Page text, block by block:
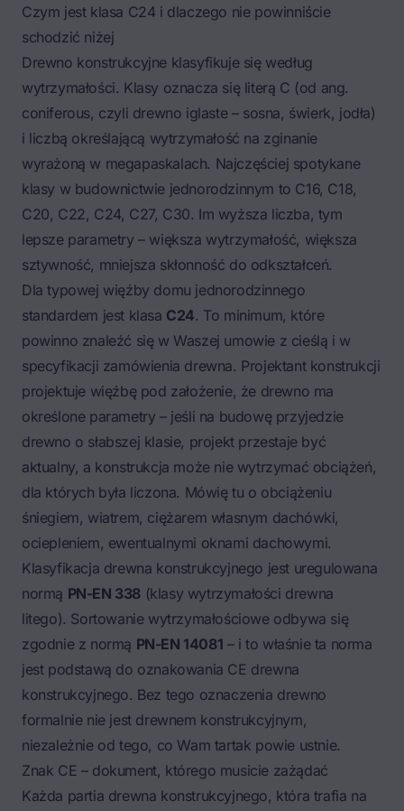
Czym jest klasa C24 i dlaczego nie powinniście
schodzić niżej
Drewno konstrukcyjne klasyfikuje się według
wytrzymałości. Klasy oznacza się literą C (od ang.
coniferous, czyli drewno iglaste – sosna, świerk, jodła)
i liczbą określającą wytrzymałość na zginanie
wyrażoną w megapaskalach. Najczęściej spotykane
klasy w budownictwie jednorodzinnym to C16, C18,
C20, C22, C24, C27, C30. Im wyższa liczba, tym
lepsze parametry – większa wytrzymałość, większa
sztywność, mniejsza skłonność do odkształceń.
Dla typowej więźby domu jednorodzinnego
standardem jest klasa C24. To minimum, które
powinno znaleźć się w Waszej umowie z cieślą i w
specyfikacji zamówienia drewna. Projektant konstrukcji
projektuje więźbę pod założenie, że drewno ma
określone parametry – jeśli na budowę przyjedzie
drewno o słabszej klasie, projekt przestaje być
aktualny, a konstrukcja może nie wytrzymać obciążeń,
dla których była liczona. Mówię tu o obciążeniu
śniegiem, wiatrem, ciężarem własnym dachówki,
ociepleniem, ewentualnymi oknami dachowymi.
Klasyfikacja drewna konstrukcyjnego jest uregulowana
normą PN-EN 338 (klasy wytrzymałości drewna
litego). Sortowanie wytrzymałościowe odbywa się
zgodnie z normą PN-EN 14081 – i to właśnie ta norma
jest podstawą do oznakowania CE drewna
konstrukcyjnego. Bez tego oznaczenia drewno
formalnie nie jest drewnem konstrukcyjnym,
niezależnie od tego, co Wam tartak powie ustnie.
Znak CE – dokument, którego musicie zażądać
Każda partia drewna konstrukcyjnego, która trafia na